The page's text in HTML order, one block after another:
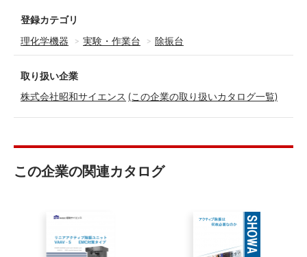
登録カテゴリ
理化学機器
実験・作業台 除振台
取り扱い企業
株式会社昭和サイエンス (この企業の取り扱いカタログ一覧)
この企業の関連カタログ